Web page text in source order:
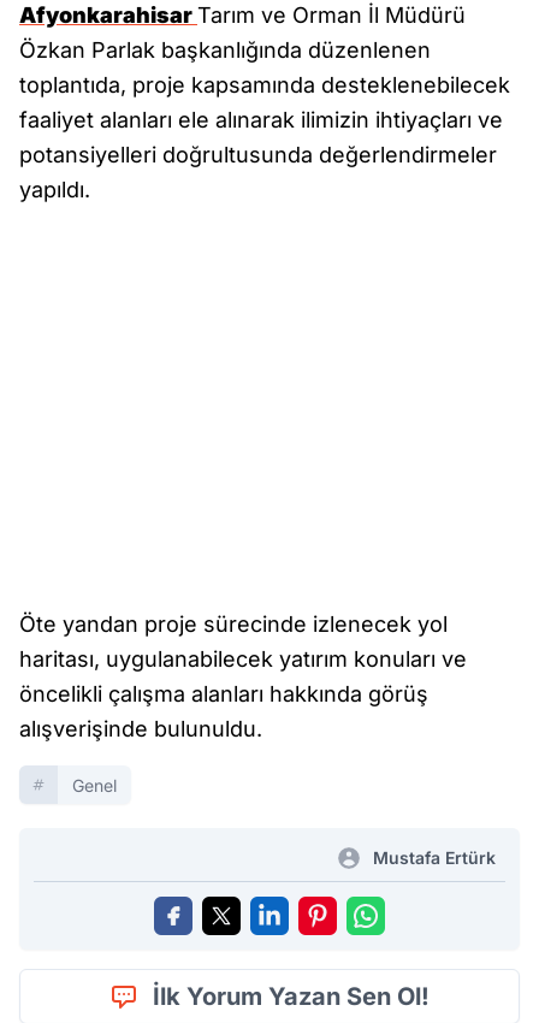
AfyonkarahisarTarım ve Orman İl Müdürü
Özkan Parlak başkanlığında düzenlenen
toplantıda, proje kapsamında desteklenebilecek
faaliyet alanları ele alınarak ilimizin ihtiyaçları ve
potansiyelleri doğrultusunda değerlendirmeler
yapıldı.
Öte yandan proje sürecinde izlenecek yol
haritası, uygulanabilecek yatırım konuları ve
öncelikli çalışma alanları hakkında görüş
alışverişinde bulunuldu.
Genel
Mustafa Ertürk
İlk Yorum Yazan Sen Ol!